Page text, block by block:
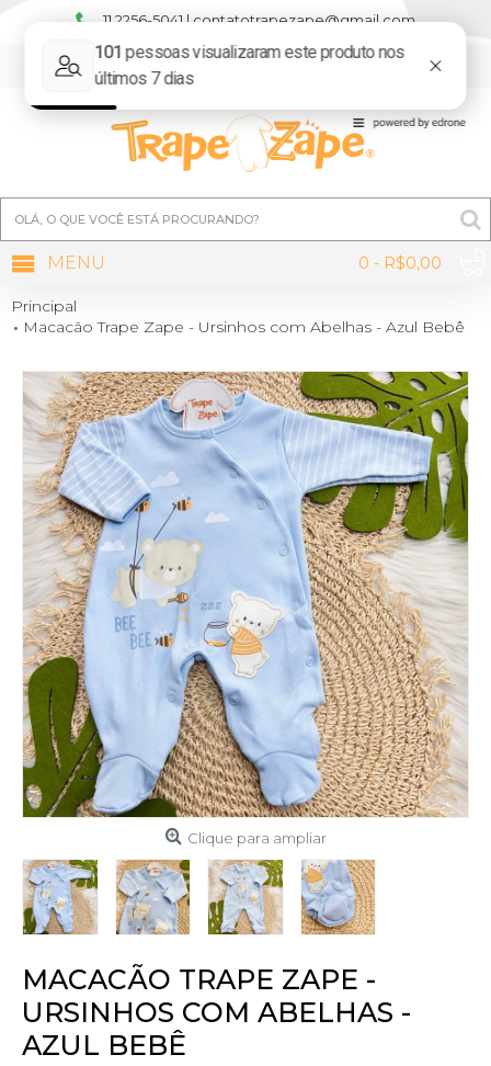
11 2256-5041 | contatotrapezape@gmail.com
0 - R$0,00
MENU
Principal
Macacão Trape Zape - Ursinhos com Abelhas - Azul Bebê
Clique para ampliar
MACACÃO TRAPE ZAPE -
URSINHOS COM ABELHAS -
AZUL BEBÊ